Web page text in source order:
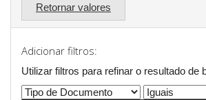
Retornar valores
Adicionar filtros:
Utilizar filtros para refinar o resultado de